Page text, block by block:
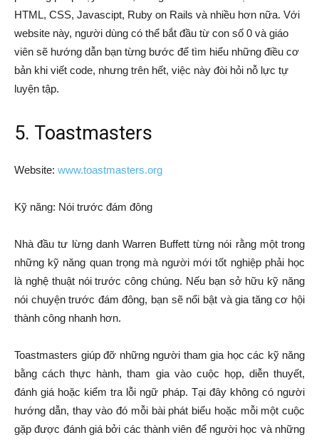
HTML, CSS, Javascipt, Ruby on Rails và nhiều hơn nữa. Với
website này, người dùng có thể bắt đầu từ con số 0 và giáo
viên sẽ hướng dẫn bạn từng bước để tìm hiểu những điều cơ
bản khi viết code, nhưng trên hết, việc này đòi hỏi nỗ lực tự
luyện tập.
5. Toastmasters
Website: www.toastmasters.org
Kỹ năng: Nói trước đám đông
Nhà đầu tư lừng danh Warren Buffett từng nói rằng một trong
những kỹ năng quan trọng mà người mới tốt nghiệp phải học
là nghệ thuật nói trước công chúng. Nếu bạn sở hữu kỹ năng
nói chuyện trước đám đông, bạn sẽ nổi bật và gia tăng cơ hội
thành công nhanh hơn.
Toastmasters giúp đỡ những người tham gia học các kỹ năng
bằng cách thực hành, tham gia vào cuộc họp, diễn thuyết,
đánh giá hoặc kiểm tra lỗi ngữ pháp. Tại đây không có người
hướng dẫn, thay vào đó mỗi bài phát biểu hoặc mỗi một cuộc
gặp được đánh giá bởi các thành viên để người học và những